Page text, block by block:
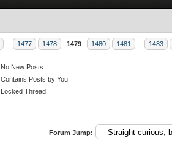
1477 1478 1479 1480 1481 1483
No New Posts
Contains Posts by You
Locked Thread
Forum Jump: